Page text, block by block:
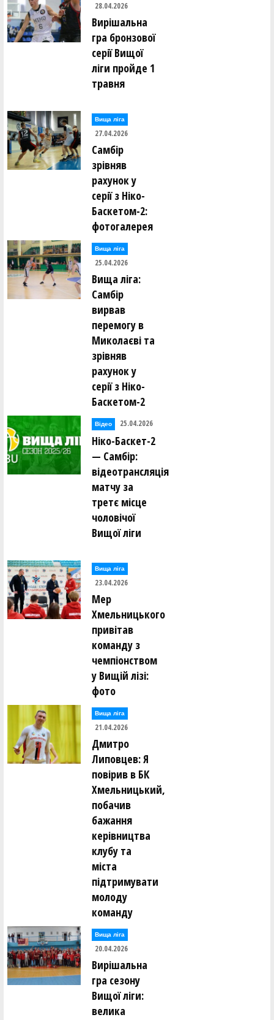
28.04.2026
Вирішальна
гра бронзової
серії Вищої
ліги пройде 1
травня
Вища лiга
27.04.2026
Самбір
зрівняв
рахунок у
серії з Ніко-
Баскетом-2:
фотогалерея
Вища лiга
25.04.2026
Вища ліга:
Самбір
вирвав
перемогу в
Миколаєві та
зрівняв
рахунок у
серії з Ніко-
Баскетом-2
Відео 25.04.2026
Ніко-Баскет-2
— Самбір:
відеотрансляція
матчу за
третє місце
чоловічої
Вищої ліги
Вища лiга
23.04.2026
Мер
Хмельницького
привітав
команду з
чемпіонством
у Вищій лізі:
фото
Вища лiга
21.04.2026
Дмитро
Липовцев: Я
повірив в БК
Хмельницький,
побачив
бажання
керівництва
клубу та
міста
підтримувати
молоду
команду
Вища лiга
20.04.2026
Вирішальна
гра сезону
Вищої ліги:
велика